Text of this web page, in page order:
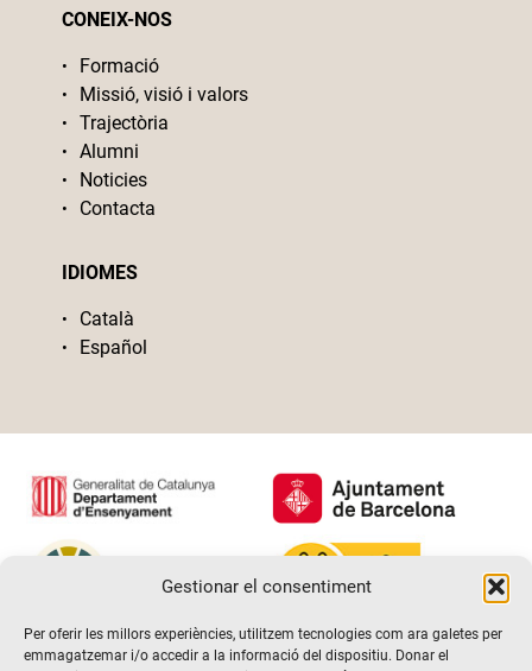
Gestionar el consentiment
Per oferir les millors experiències, utilitzem tecnologies com ara galetes per
emmagatzemar i/o accedir a la informació del dispositiu. Donar el
CONEIX-NOS
Formació
Missió, visió i valors
Trajectòria
Alumni
Noticies
Contacta
IDIOMES
Català
Español